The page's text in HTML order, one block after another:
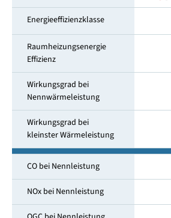
Energieeffizienzklasse
Raumheizungsenergie
Effizienz
Wirkungsgrad bei
Nennwärmeleistung
Wirkungsgrad bei
kleinster Wärmeleistung
CO bei Nennleistung
NOx bei Nennleistung